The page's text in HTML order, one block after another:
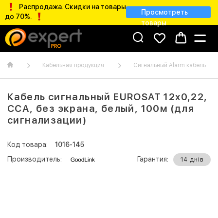
Распродажа. Скидки на товары
до 70%.
Просмотреть
товары
Кабельная продукция Сигнальный Alarm кабель
Кабель сигнальный EUROSAT 12x0,22,
ССА, без экрана, белый, 100м (для
сигнализации)
Код товара:
1016-145
Производитель:
Гарантия: 14 днів